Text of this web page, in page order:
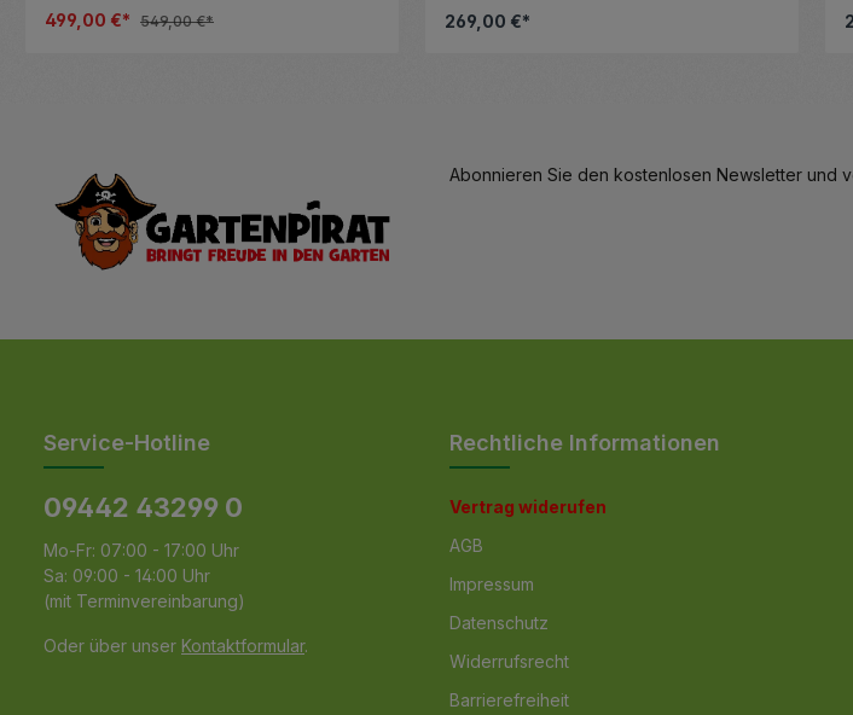
499,00 €* 549,00 €*
269,00 €*
Abonnieren Sie den kostenlosen Newsletter und
Service-Hotline
09442 43299 0
Mo-Fr: 07:00 - 17:00 Uhr
Sa: 09:00 - 14:00 Uhr
(mit Terminvereinbarung)
Oder über unser Kontaktformular.
Rechtliche Informationen
Vertrag widerufen
AGB
Impressum
Datenschutz
Widerrufsrecht
Barrierefreiheit